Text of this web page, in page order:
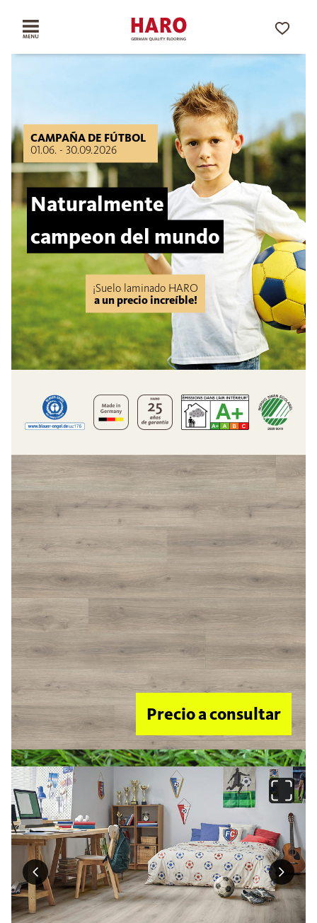
CAMPAÑA DE FÚTBOL
01.06. - 30.09.2026
Naturalmente
campeon del mundo
¡Suelo laminado HARO
a un precio increíble!
Precio a consultar